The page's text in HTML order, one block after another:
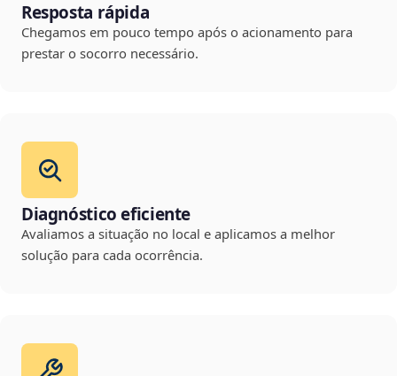
Resposta rápida
Chegamos em pouco tempo após o acionamento para
prestar o socorro necessário.
Diagnóstico eficiente
Avaliamos a situação no local e aplicamos a melhor
solução para cada ocorrência.